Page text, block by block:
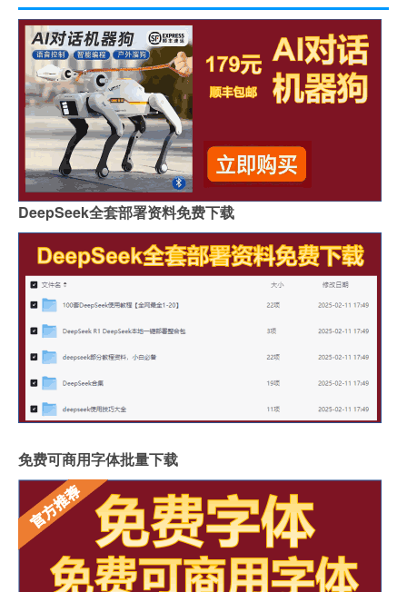
DeepSeek全套部署资料免费下载
免费可商用字体批量下载